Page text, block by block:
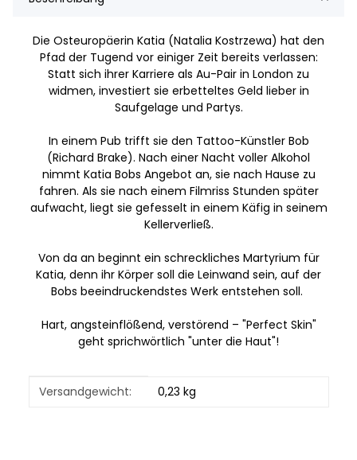
Die Osteuropäerin Katia (Natalia Kostrzewa) hat den
Pfad der Tugend vor einiger Zeit bereits verlassen:
Statt sich ihrer Karriere als Au-Pair in London zu
widmen, investiert sie erbetteltes Geld lieber in
Saufgelage und Partys.
In einem Pub trifft sie den Tattoo-Künstler Bob
(Richard Brake). Nach einer Nacht voller Alkohol
nimmt Katia Bobs Angebot an, sie nach Hause zu
fahren. Als sie nach einem Filmriss Stunden später
aufwacht, liegt sie gefesselt in einem Käfig in seinem
Kellerverließ.
Von da an beginnt ein schreckliches Martyrium für
Katia, denn ihr Körper soll die Leinwand sein, auf der
Bobs beeindruckendstes Werk entstehen soll.
Hart, angsteinflößend, verstörend – "Perfect Skin"
geht sprichwörtlich "unter die Haut"!
Produkteigenschaft
Wert
Versandgewicht: 0,23 kg